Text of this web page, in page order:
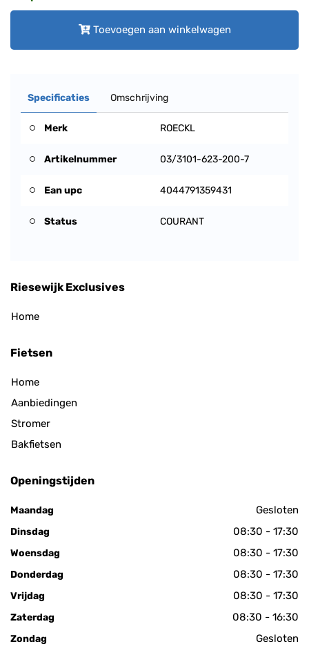
Toevoegen aan winkelwagen
Specificaties Omschrijving
Merk ROECKL
Artikelnummer 03/3101-623-200-7
Ean upc 4044791359431
Status COURANT
Riesewijk Exclusives
Home
Fietsen
Home
Aanbiedingen
Stromer
Bakfietsen
Openingstijden
Maandag Gesloten
Dinsdag 08:30 - 17:30
Woensdag 08:30 - 17:30
Donderdag 08:30 - 17:30
Vrijdag 08:30 - 17:30
Zaterdag 08:30 - 16:30
Zondag Gesloten